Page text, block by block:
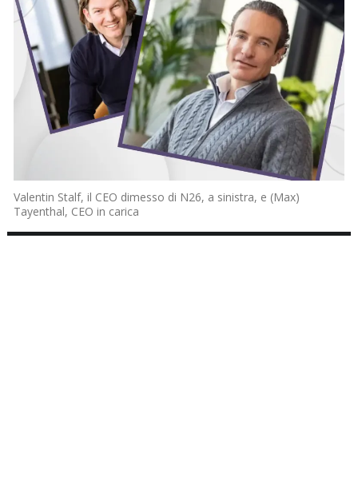
Valentin Stalf, il CEO dimesso di N26, a sinistra, e (Max)
Tayenthal, CEO in carica